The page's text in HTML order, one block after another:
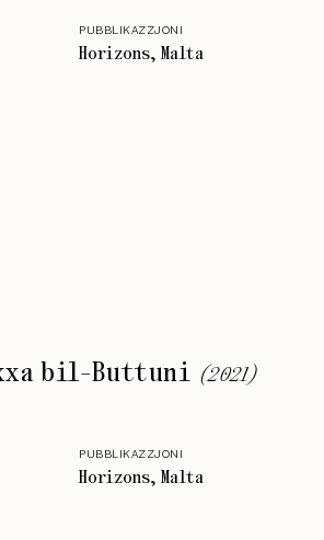
PUBBLIKAZZJONI
Horizons, Malta
bil-Buttuni (2021)
PUBBLIKAZZJONI
Horizons, Malta